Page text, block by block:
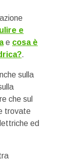
e
e cosa è
.
sulla
che sul
trovate
ed